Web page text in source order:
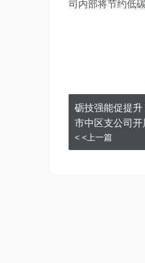
司内部将节约低
砺技强能促提
市中区支公司
< <上一篇